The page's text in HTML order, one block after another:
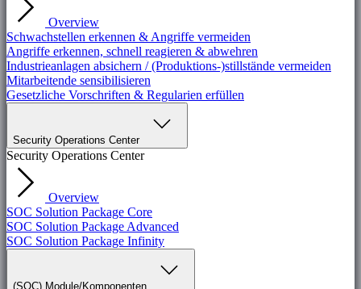
Overview
Schwachstellen erkennen & Angriffe vermeiden
Angriffe erkennen, schnell reagieren & abwehren
Industrieanlagen absichern / (Produktions-)stillstände vermeiden
Mitarbeitende sensibilisieren
Gesetzliche Vorschriften & Regularien erfüllen
Security Operations Center
Security Operations Center
Overview
SOC Solution Package Core
SOC Solution Package Advanced
SOC Solution Package Infinity
(SOC) Module/Komponenten